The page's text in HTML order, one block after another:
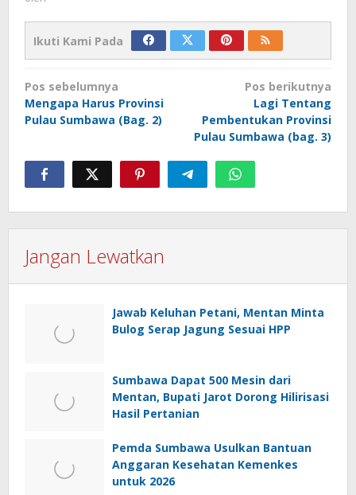
Ikuti Kami Pada
Navigasi
pos
Pos sebelumnya
Mengapa Harus Provinsi
Pulau Sumbawa (Bag. 2)
Pos berikutnya
Lagi Tentang
Pembentukan Provinsi
Pulau Sumbawa (bag. 3)
Jangan Lewatkan
Jawab Keluhan Petani, Mentan Minta
Bulog Serap Jagung Sesuai HPP
Sumbawa Dapat 500 Mesin dari
Mentan, Bupati Jarot Dorong Hilirisasi
Hasil Pertanian
Pemda Sumbawa Usulkan Bantuan
Anggaran Kesehatan Kemenkes
untuk 2026